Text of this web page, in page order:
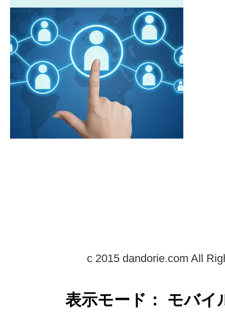
c 2015 dandorie.com All
表示モード： モバ